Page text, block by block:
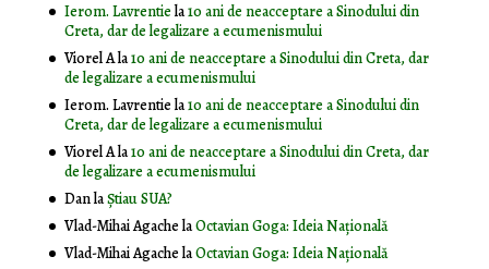
Ierom. Lavrentiela10 ani de neacceptare a Sinodului din
Creta, dar de legalizare a ecumenismului
Viorel Ala10 ani de neacceptare a Sinodului din Creta, dar
de legalizare a ecumenismului
Ierom. Lavrentiela10 ani de neacceptare a Sinodului din
Creta, dar de legalizare a ecumenismului
Viorel Ala10 ani de neacceptare a Sinodului din Creta, dar
de legalizare a ecumenismului
DanlaȘtiau SUA?
Vlad-Mihai AgachelaOctavian Goga: Ideia Naţională
Vlad-Mihai AgachelaOctavian Goga: Ideia Naţională